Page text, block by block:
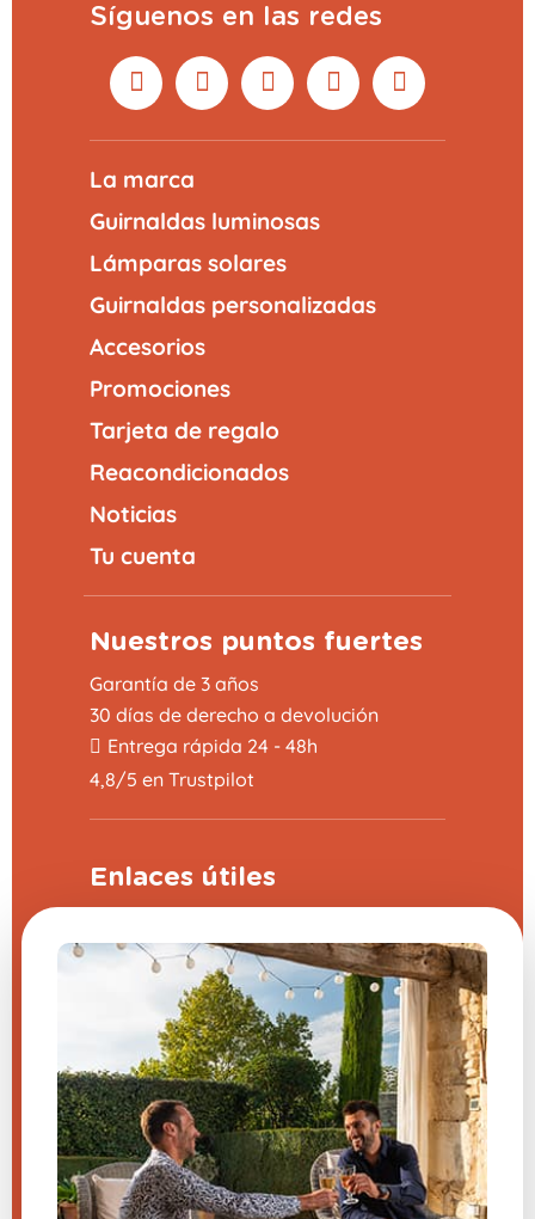
Síguenos en las redes
La marca
Guirnaldas luminosas
Lámparas solares
Guirnaldas personalizadas
Accesorios
Promociones
Tarjeta de regalo
Reacondicionados
Noticias
Tu cuenta
Nuestros puntos fuertes
Garantía de 3 años
30 días de derecho a devolución
Entrega rápida 24 - 48h
4,8/5 en Trustpilot
Enlaces útiles
Preguntas frecuentes (FAQ)
Aviso legal
Contáctanos
Configuración de cookies
¿Tienes una pregunta sobre
uno de nuestros productos?